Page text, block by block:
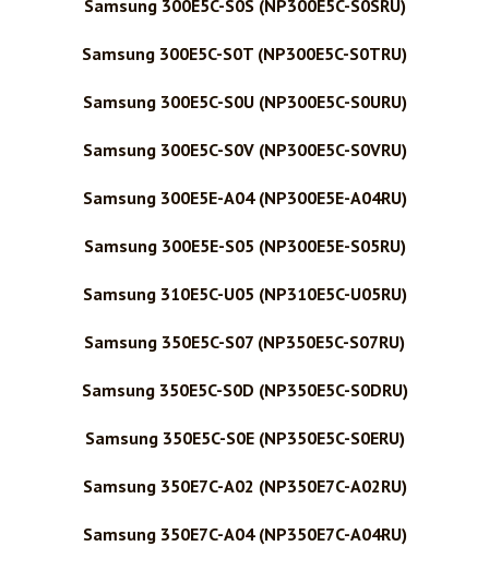
Samsung 300E5C-S0S (NP300E5C-S0SRU)
Samsung 300E5C-S0T (NP300E5C-S0TRU)
Samsung 300E5C-S0U (NP300E5C-S0URU)
Samsung 300E5C-S0V (NP300E5C-S0VRU)
Samsung 300E5E-A04 (NP300E5E-A04RU)
Samsung 300E5E-S05 (NP300E5E-S05RU)
Samsung 310E5C-U05 (NP310E5C-U05RU)
Samsung 350E5C-S07 (NP350E5C-S07RU)
Samsung 350E5C-S0D (NP350E5C-S0DRU)
Samsung 350E5C-S0E (NP350E5C-S0ERU)
Samsung 350E7C-A02 (NP350E7C-A02RU)
Samsung 350E7C-A04 (NP350E7C-A04RU)